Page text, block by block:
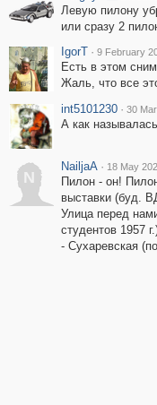
Левую пилону
или сразу 2
IgorT · 9 February
Есть в этом
Жаль, что все
int5101230 · 30
А как
N
NailjaA · 18 May
Пилон - он!
выставки (буд.
Улица перед
студентов 1957
- Сухаревская